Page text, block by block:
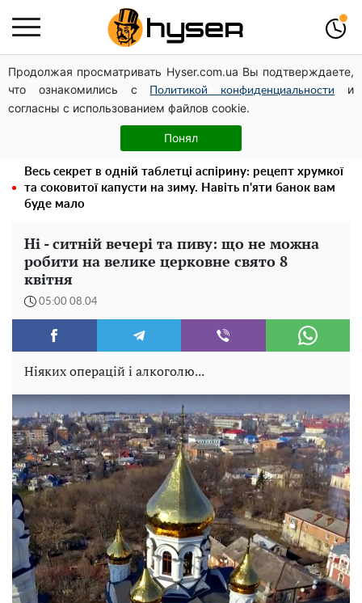
Продолжая просматривать Hyser.com.ua Вы подтверждаете,
что ознакомились с
Политикой конфиденциальности
и
согласны с использованием файлов cookie.
Понял
Дрони із націнкою: Олександр Конотопський вивів
мільйони оборонного бюджету через фіктивну фірму в
Естонії
Гола Олена Тополя у цікавих позах змусила відвисати
щелепи: злив відео – було лише початком
Весь секрет в одній таблетці аспірину: рецепт хрумкої
та соковитої капусти на зиму. Навіть п'яти банок вам
буде мало
Ні - ситній вечері та пиву: що не можна
робити на велике церковне свято 8
квітня
05:00 08.04
Ніяких операцій і алкоголю...